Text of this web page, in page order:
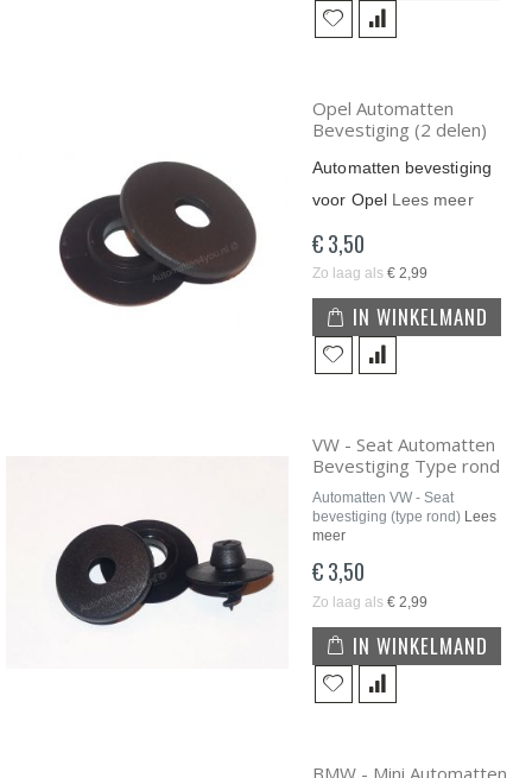
Opel Automatten
Bevestiging (2 delen)
Automatten bevestiging
voor Opel Lees meer
€ 3,50
Zo laag als € 2,99
IN WINKELMAND
VW - Seat Automatten
Bevestiging Type rond
Automatten VW - Seat
bevestiging (type rond) Lees
meer
€ 3,50
Zo laag als € 2,99
IN WINKELMAND
BMW - Mini Automatten